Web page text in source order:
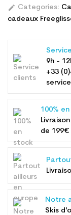
edit Categories:
cadeaux
9h -
+33
100%
de
Notre
Skis